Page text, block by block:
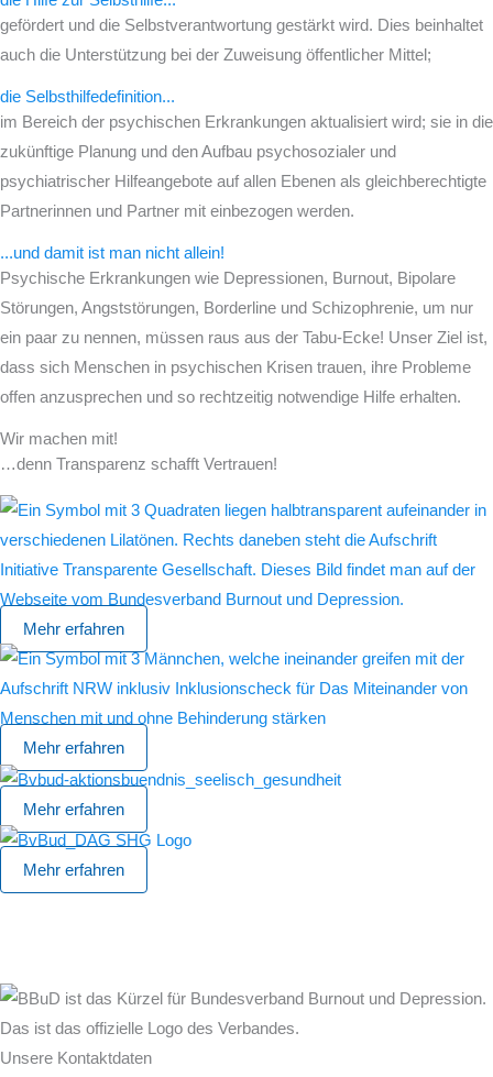
gefördert und die Selbstverantwortung gestärkt wird. Dies beinhaltet
auch die Unterstützung bei der Zuweisung öffentlicher Mittel;
die Selbsthilfedefinition...
im Bereich der psychischen Erkrankungen aktualisiert wird; sie in die
zukünftige Planung und den Aufbau psychosozialer und
psychiatrischer Hilfeangebote auf allen Ebenen als gleichberechtigte
Partnerinnen und Partner mit einbezogen werden.
...und damit ist man nicht allein!
Psychische Erkrankungen wie Depressionen, Burnout, Bipolare
Störungen, Angststörungen, Borderline und Schizophrenie, um nur
ein paar zu nennen, müssen raus aus der Tabu-Ecke! Unser Ziel ist,
dass sich Menschen in psychischen Krisen trauen, ihre Probleme
offen anzusprechen und so rechtzeitig notwendige Hilfe erhalten.
Wir machen mit!
…denn Transparenz schafft Vertrauen!
Mehr erfahren
Mehr erfahren
Mehr erfahren
Mehr erfahren
Unsere Kontaktdaten